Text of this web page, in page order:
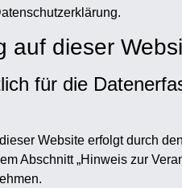
auf dieser
für die
Website erfolgt durch
Abschnitt „Hinweis zur